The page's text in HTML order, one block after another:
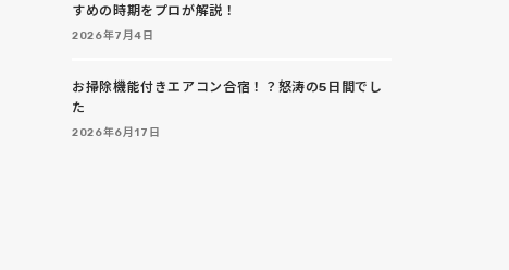
すめの時期をプロが解説！
2026年7月4日
お掃除機能付きエアコン合宿！？怒涛の5日間でし
た
2026年6月17日